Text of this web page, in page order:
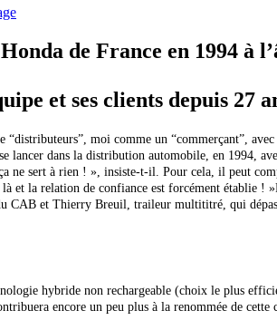
de France en 1994 à
et ses clients depuis 27
“distributeurs”, moi comme un “commerçant”,
lancer dans la distribution automobile, en 1994,
ne sert à rien ! », insiste-t-il. Pour cela, il peut
et la relation de confiance est forcément établie ! »
CAB et Thierry Breuil, traileur multititré, qui
hybride non rechargeable (choix le plus
encore un peu plus à la renommée de cette